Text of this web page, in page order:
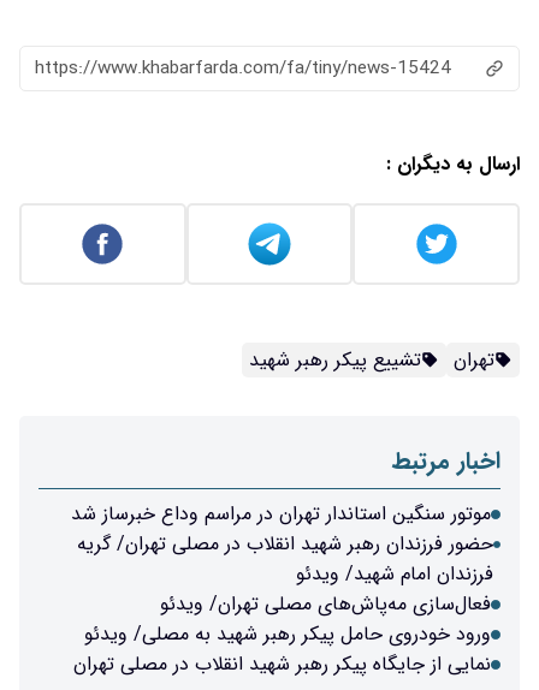
https://www.khabarfarda.com/fa/tiny/news-15424
ارسال به دیگران :
تهران تشییع پیکر رهبر شهید
اخبار مرتبط
موتور سنگین استاندار تهران در مراسم وداع خبرساز شد
حضور فرزندان رهبر شهید انقلاب در مصلی تهران/ گریه
فرزندان امام شهید/ ویدئو
فعال‌سازی مه‌پاش‌های مصلی تهران/ ویدئو
ورود خودروی حامل پیکر رهبر شهید به مصلی/ ویدئو
نمایی از جایگاه پیکر رهبر شهید انقلاب در مصلی تهران